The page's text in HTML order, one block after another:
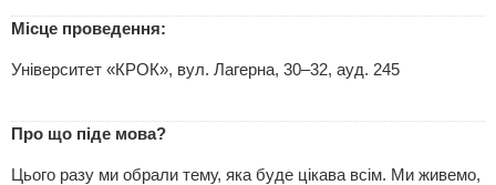
Місце проведення:
Університет «КРОК», вул. Лагерна, 30–32, ауд. 245
Про що піде мова?
Цього разу ми обрали тему, яка буде цікава всім. Ми живемо,